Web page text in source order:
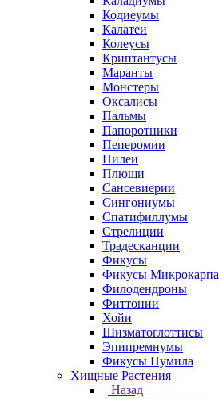
Кодиеумы
Калатеи
Колеусы
Криптантусы
Маранты
Монстеры
Оксалисы
Пальмы
Папоротники
Пеперомии
Пилеи
Плющи
Сансевиерии
Сингониумы
Спатифиллумы
Стрелиции
Традесканции
Фикусы
Фикусы Микрокарпа
Филодендроны
Фиттонии
Хойи
Шизматоглоттисы
Эпипремнумы
Фикусы Пумила
Хищные Растения
Назад